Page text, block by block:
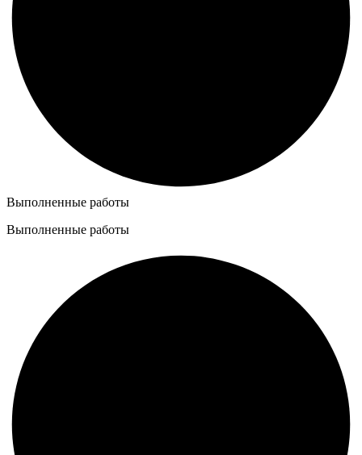
Выполненные работы
Выполненные работы